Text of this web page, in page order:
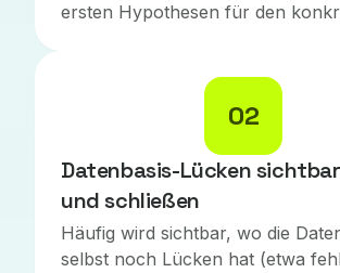
ersten Hypothesen für den
02
Datenbasis-Lücken
und schließen
Häufig wird sichtbar, wo die
selbst noch Lücken hat (etwa